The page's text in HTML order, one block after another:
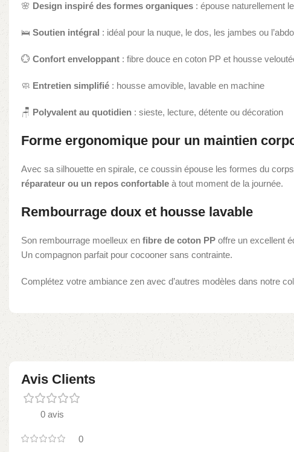
🌸 Design inspiré des formes organiques : épouse naturellement
🛌 Soutien intégral : idéal pour la nuque, le dos, les jambes ou
💮 Confort enveloppant : fibre douce en coton PP et housse
🧼 Entretien simplifié : housse amovible, lavable en machine
🪑 Polyvalent au quotidien : sieste, lecture, détente ou décoration
Forme ergonomique pour un maintien
Avec sa silhouette en spirale, ce coussin épouse les formes du
réparateur ou un repos confortable à tout moment de la journée.
Rembourrage doux et housse lavable
Son rembourrage moelleux en fibre de coton PP offre un excellent
Un compagnon parfait pour cocooner sans contrainte.
Complétez votre ambiance zen avec d’autres modèles dans notre
Avis Clients
0 avis
0